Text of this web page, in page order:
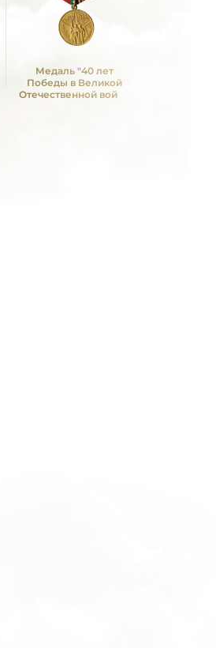
Медаль "40 лет
Победы в Великой
Отечественной войне